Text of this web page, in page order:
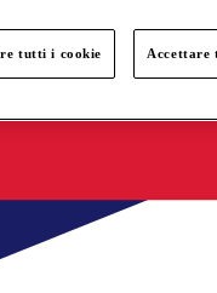
tutti i cookie Accettare